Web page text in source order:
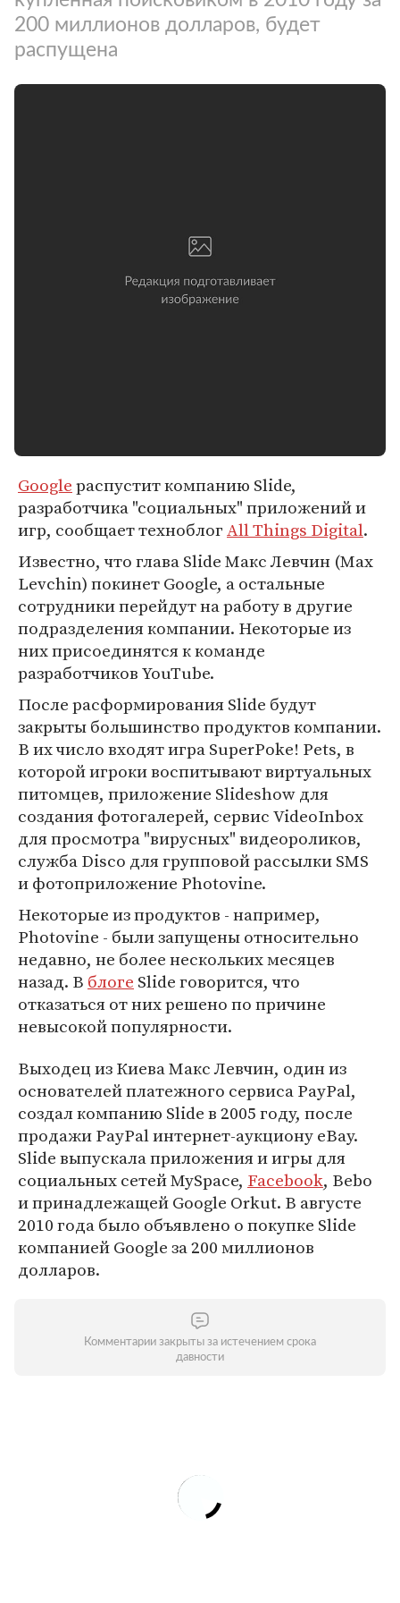
200 миллионов долларов, будет
распущена
Googleраспустит компанию Slide,
разработчика "социальных" приложений и
игр, сообщает техноблогAll Things Digital.
Известно, что глава Slide Макс Левчин (Max
Levchin) покинет Google, а остальные
сотрудники перейдут на работу в другие
подразделения компании. Некоторые из
них присоединятся к команде
разработчиков YouTube.
После расформирования Slide будут
закрыты большинство продуктов компании.
В их число входят игра SuperPoke! Pets, в
которой игроки воспитывают виртуальных
питомцев, приложение Slideshow для
создания фотогалерей, сервис VideoInbox
для просмотра "вирусных" видеороликов,
служба Disco для групповой рассылки SMS
и фотоприложение Photovine.
Некоторые из продуктов - например,
Photovine - были запущены относительно
недавно, не более нескольких месяцев
назад. В блоге Slide говорится, что
отказаться от них решено по причине
невысокой популярности.
Выходец из Киева Макс Левчин, один из
основателей платежного сервиса PayPal,
создал компанию Slide в 2005 году, после
продажи PayPal интернет-аукциону eBay.
Slide выпускала приложения и игры для
социальных сетей MySpace, Facebook, Bebo
и принадлежащей Google Orkut. В августе
2010 года было объявлено о покупке Slide
компанией Google за 200 миллионов
долларов.
Комментарии закрыты за истечением срока
давности